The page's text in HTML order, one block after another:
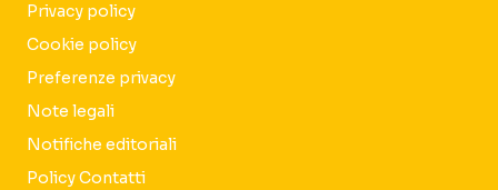
Privacy policy
Cookie policy
Preferenze privacy
Note legali
Notifiche editoriali
Policy Contatti